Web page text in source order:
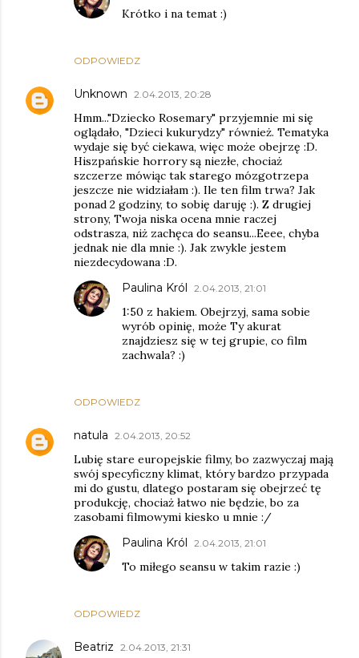
ODPOWIEDZ
Krótko i na temat :)
Unknown 2.04.2013, 20:28
Hmm..."Dziecko Rosemary" przyjemnie mi się
oglądało, "Dzieci kukurydzy" również. Tematyka
wydaje się być ciekawa, więc może obejrzę :D.
Hiszpańskie horrory są niezłe, chociaż
szczerze mówiąc tak starego mózgotrzepa
jeszcze nie widziałam :). Ile ten film trwa? Jak
ponad 2 godziny, to sobię daruję :). Z drugiej
strony, Twoja niska ocena mnie raczej
odstrasza, niż zachęca do seansu...Eeee, chyba
jednak nie dla mnie :). Jak zwykle jestem
niezdecydowana :D.
ODPOWIEDZ
Paulina Król 2.04.2013, 21:01
1:50 z hakiem. Obejrzyj, sama sobie
wyrób opinię, może Ty akurat
znajdziesz się w tej grupie, co film
zachwala? :)
natula 2.04.2013, 20:52
Lubię stare europejskie filmy, bo zazwyczaj mają
swój specyficzny klimat, który bardzo przypada
mi do gustu, dlatego postaram się obejrzeć tę
produkcję, chociaż łatwo nie będzie, bo za
zasobami filmowymi kiesko u mnie :/
ODPOWIEDZ
Paulina Król 2.04.2013, 21:01
To miłego seansu w takim razie :)
Beatriz 2.04.2013, 21:31